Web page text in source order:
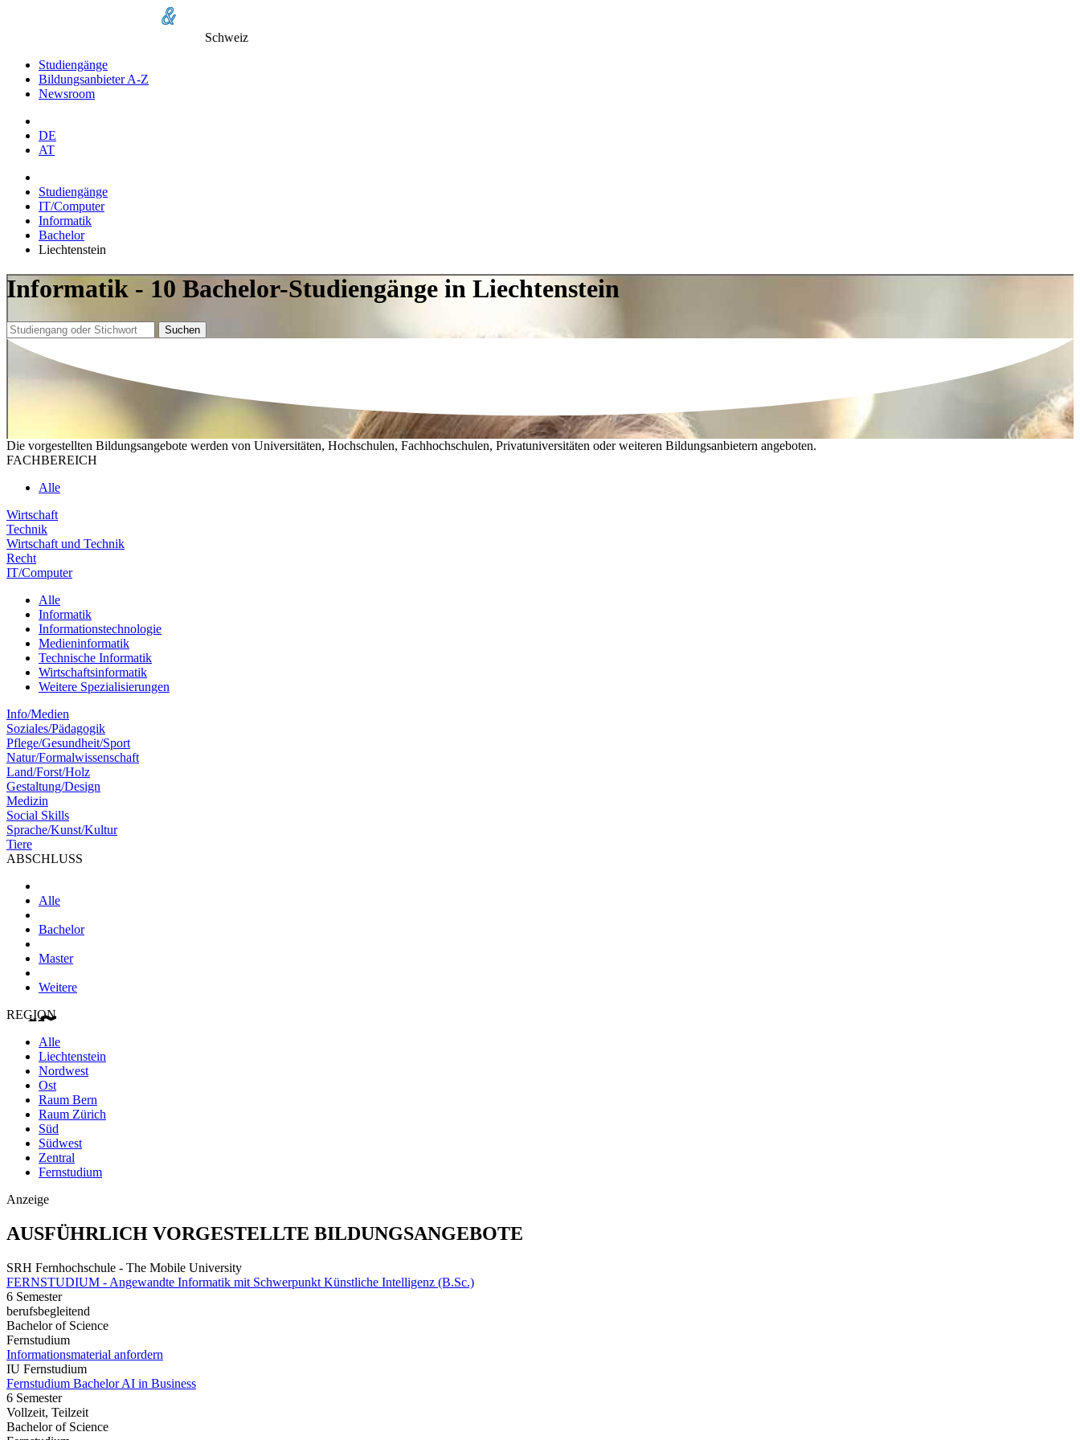
Schweiz
Studiengänge
Bildungsanbieter A-Z
Newsroom
DE
AT
Studiengänge
IT/Computer
Informatik
Bachelor
Liechtenstein
Informatik - 10 Bachelor-Studiengänge in Liechtenstein
Suchen
Die vorgestellten Bildungsangebote werden von Universitäten, Hochschulen, Fachhochschulen, Privatuniversitäten oder weiteren Bildungsanbietern angeboten.
FACHBEREICH
Alle
Wirtschaft
Technik
Wirtschaft und Technik
Recht
IT/Computer
Alle
Informatik
Informationstechnologie
Medieninformatik
Technische Informatik
Wirtschaftsinformatik
Weitere Spezialisierungen
Info/Medien
Soziales/Pädagogik
Pflege/Gesundheit/Sport
Natur/Formalwissenschaft
Land/Forst/Holz
Gestaltung/Design
Medizin
Social Skills
Sprache/Kunst/Kultur
Tiere
ABSCHLUSS
Alle
Bachelor
Master
Weitere
REGION
Alle
Liechtenstein
Nordwest
Ost
Raum Bern
Raum Zürich
Süd
Südwest
Zentral
Fernstudium
Anzeige
AUSFÜHRLICH VORGESTELLTE BILDUNGSANGEBOTE
SRH Fernhochschule - The Mobile University
FERNSTUDIUM - Angewandte Informatik mit Schwerpunkt Künstliche Intelligenz (B.Sc.)
6 Semester
berufsbegleitend
Bachelor of Science
Fernstudium
Informationsmaterial anfordern
IU Fernstudium
Fernstudium Bachelor AI in Business
6 Semester
Vollzeit, Teilzeit
Bachelor of Science